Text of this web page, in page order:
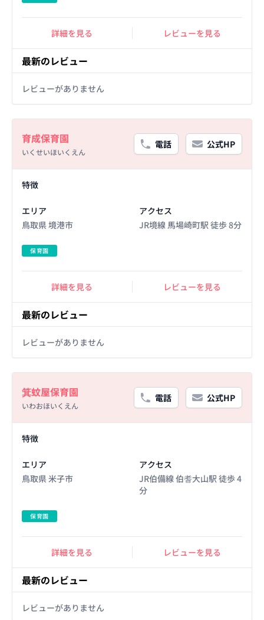
詳細を見る レビューを見る
最新のレビュー
レビューがありません
育成保育園
いくせいほいくえん
電話 公式HP
特徴
エリア
鳥取県 境港市
アクセス
JR境線 馬場崎町駅 徒歩 8分
保育園
詳細を見る レビューを見る
最新のレビュー
レビューがありません
箕蚊屋保育園
いわおほいくえん
電話 公式HP
特徴
エリア
鳥取県 米子市
アクセス
JR伯備線 伯耆大山駅 徒歩 4
分
保育園
詳細を見る レビューを見る
最新のレビュー
レビューがありません